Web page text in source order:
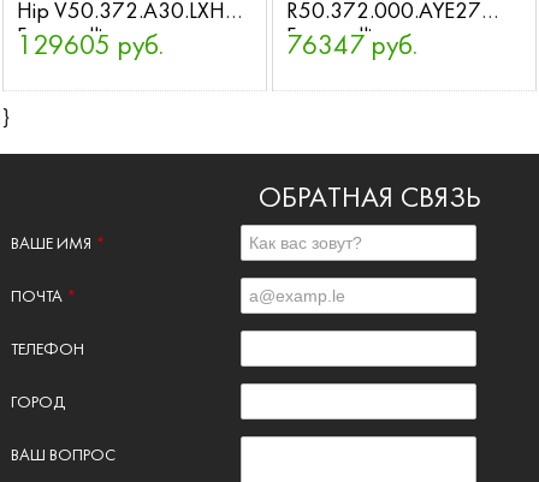
Hip V50.372.A30.LXH27
Fumagalli
129605 руб.
R50.372.000.AYE27
Fumagalli
76347 руб.
}
ОБРАТНАЯ СВЯЗЬ
ВАШЕ ИМЯ *
ПОЧТА *
ТЕЛЕФОН
ГОРОД
ВАШ ВОПРОС